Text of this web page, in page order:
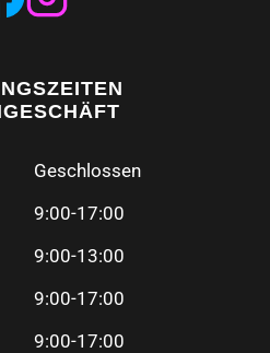
Geschlossen
9:00-17:00
9:00-13:00
9:00-17:00
9:00-17:00